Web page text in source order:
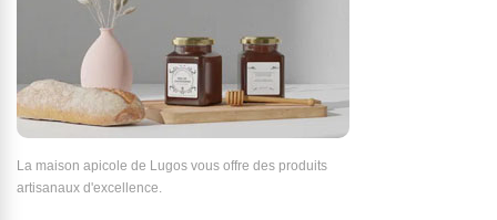
La maison apicole de Lugos vous offre des produits
artisanaux d'excellence.